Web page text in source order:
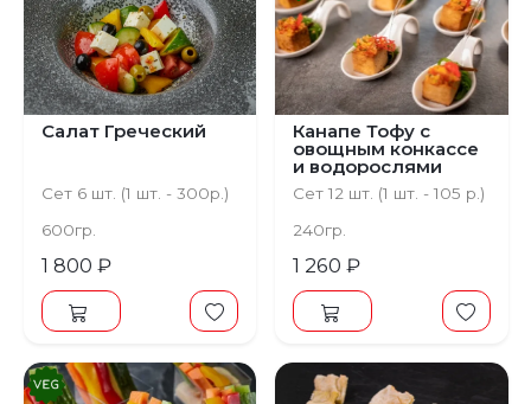
Салат Греческий
Сет 6 шт. (1 шт. - 300р.)
600гр.
1 800 ₽
Канапе Тофу с
овощным конкассе
и водорослями
Чука
Сет 12 шт. (1 шт. - 105 р.)
240гр.
1 260 ₽